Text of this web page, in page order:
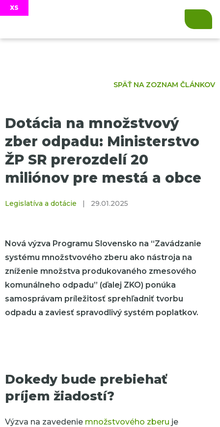
SPÄŤ NA ZOZNAM ČLÁNKOV
Dotácia na množstvový
zber odpadu: Ministerstvo
ŽP SR prerozdelí 20
miliónov pre mestá a obce
Legislatíva a dotácie 29.01.2025
Nová výzva Programu Slovensko na “Zavádzanie
systému množstvového zberu ako nástroja na
zníženie množstva produkovaného zmesového
komunálneho odpadu” (ďalej ZKO) ponúka
samosprávam príležitosť sprehľadniť tvorbu
odpadu a zaviesť spravodlivý systém poplatkov.
Dokedy bude prebiehať
príjem žiadostí?
Výzva na zavedenie množstvového zberu je